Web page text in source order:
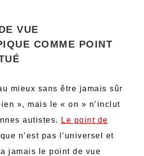
VUE
COMME POINT
mieux sans être jamais sûr
», mais le « on » n’inclut
autistes.
Le point de
n’est pas l’universel et
jamais le point de vue